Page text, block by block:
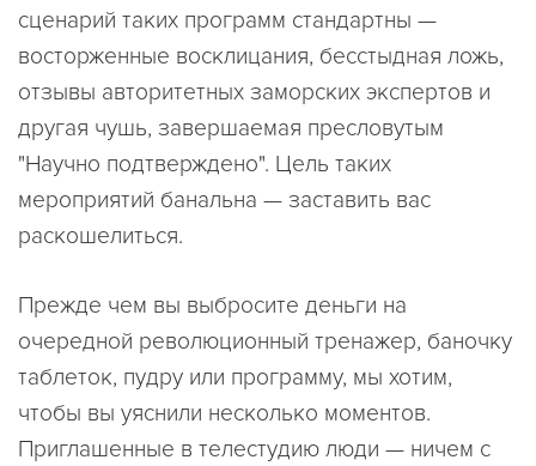
сценарий таких программ стандартны —
восторженные восклицания, бесстыдная ложь,
отзывы авторитетных заморских экспертов и
другая чушь, завершаемая пресловутым
"Научно подтверждено". Цель таких
мероприятий банальна — заставить вас
раскошелиться.
Прежде чем вы выбросите деньги на
очередной революционный тренажер, баночку
таблеток, пудру или программу, мы хотим,
чтобы вы уяснили несколько моментов.
Приглашенные в телестудию люди — ничем с